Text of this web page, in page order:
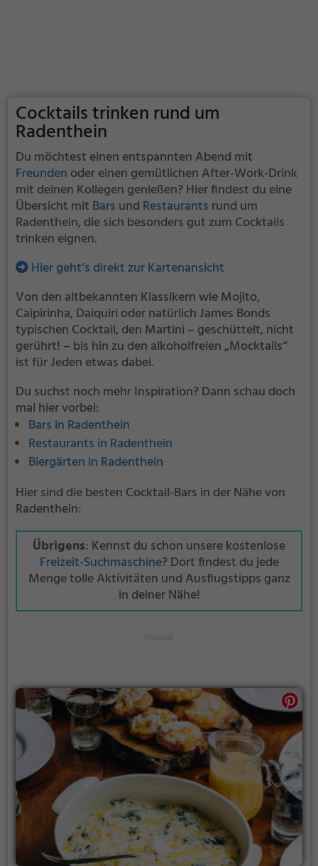
Cocktails trinken rund um
Radenthein
Du möchtest einen entspannten Abend mit
Freunden oder einen gemütlichen After-Work-Drink
mit deinen Kollegen genießen? Hier findest du eine
Übersicht mit Bars und Restaurants rund um
Radenthein, die sich besonders gut zum Cocktails
trinken eignen.
Hier geht’s direkt zur Kartenansicht
Von den altbekannten Klassikern wie Mojito,
Caipirinha, Daiquiri oder natürlich James Bonds
typischen Cocktail, den Martini – geschüttelt, nicht
gerührt! – bis hin zu den alkoholfreien „Mocktails“
ist für Jeden etwas dabei.
Du suchst noch mehr Inspiration? Dann schau doch
mal hier vorbei:
Bars in Radenthein
Restaurants in Radenthein
Biergärten in Radenthein
Hier sind die besten Cocktail-Bars in der Nähe von
Radenthein:
Übrigens: Kennst du schon unsere kostenlose
Freizeit-Suchmaschine? Dort findest du jede
Menge tolle Aktivitäten und Ausflugstipps ganz
in deiner Nähe!